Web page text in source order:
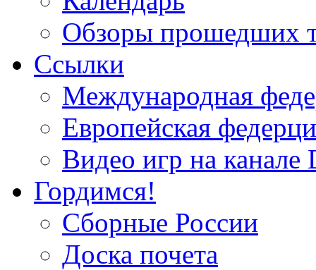
Обзоры прошедших
Ссылки
Международная
Европейская
Видео игр на
Гордимся!
Сборные России
Доска почета